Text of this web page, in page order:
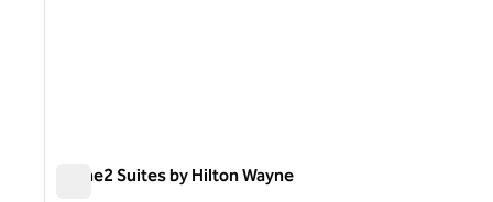
Home2 Suites by Hilton Wayne